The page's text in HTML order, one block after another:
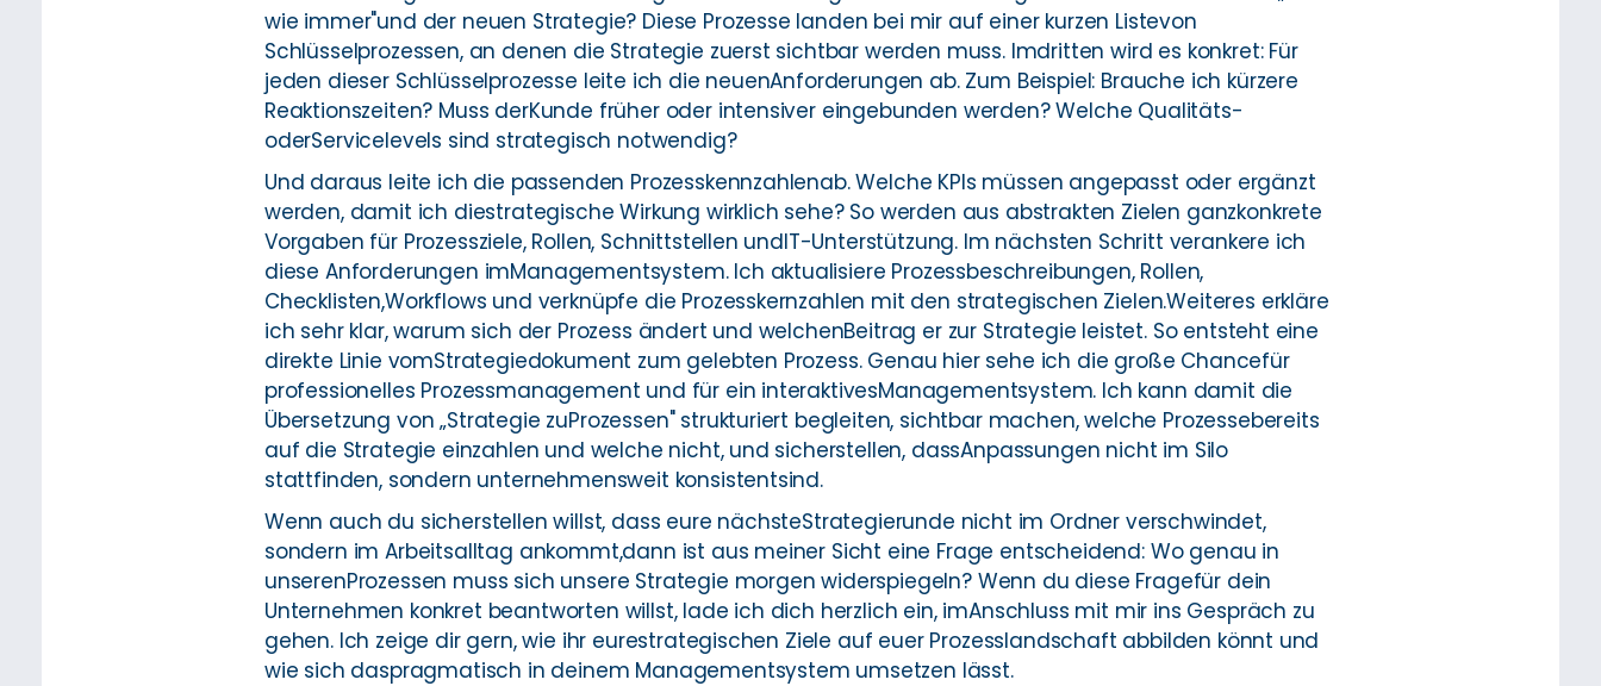
wie immer"und der neuen Strategie? Diese Prozesse landen bei mir auf einer kurzen Listevon
Schlüsselprozessen, an denen die Strategie zuerst sichtbar werden muss. Imdritten wird es konkret: Für
jeden dieser Schlüsselprozesse leite ich die neuenAnforderungen ab. Zum Beispiel: Brauche ich kürzere
Reaktionszeiten? Muss derKunde früher oder intensiver eingebunden werden? Welche Qualitäts-
oderServicelevels sind strategisch notwendig?
Und daraus leite ich die passenden Prozesskennzahlenab. Welche KPIs müssen angepasst oder ergänzt
werden, damit ich diestrategische Wirkung wirklich sehe? So werden aus abstrakten Zielen ganzkonkrete
Vorgaben für Prozessziele, Rollen, Schnittstellen undIT-Unterstützung. Im nächsten Schritt verankere ich
diese Anforderungen imManagementsystem. Ich aktualisiere Prozessbeschreibungen, Rollen,
Checklisten,Workflows und verknüpfe die Prozesskernzahlen mit den strategischen Zielen.Weiteres erkläre
ich sehr klar, warum sich der Prozess ändert und welchenBeitrag er zur Strategie leistet. So entsteht eine
direkte Linie vomStrategiedokument zum gelebten Prozess. Genau hier sehe ich die große Chancefür
professionelles Prozessmanagement und für ein interaktivesManagementsystem. Ich kann damit die
Übersetzung von „Strategie zuProzessen" strukturiert begleiten, sichtbar machen, welche Prozessebereits
auf die Strategie einzahlen und welche nicht, und sicherstellen, dassAnpassungen nicht im Silo
stattfinden, sondern unternehmensweit konsistentsind.
Wenn auch du sicherstellen willst, dass eure nächsteStrategierunde nicht im Ordner verschwindet,
sondern im Arbeitsalltag ankommt,dann ist aus meiner Sicht eine Frage entscheidend: Wo genau in
unserenProzessen muss sich unsere Strategie morgen widerspiegeln? Wenn du diese Fragefür dein
Unternehmen konkret beantworten willst, lade ich dich herzlich ein, imAnschluss mit mir ins Gespräch zu
gehen. Ich zeige dir gern, wie ihr eurestrategischen Ziele auf euer Prozesslandschaft abbilden könnt und
wie sich daspragmatisch in deinem Managementsystem umsetzen lässt.